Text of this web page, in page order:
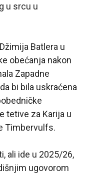
u srcu u
Batlera u
obećanja nakon
Zapadne
bi bila uskraćena
tetive za Karija u
Timbervulfs.
ali ide u 2025/26,
ugovorom